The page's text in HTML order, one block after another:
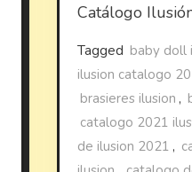
Catálogo
Tagged baby doll
ilusion catalogo
brasieres ilusion ,
catalogo 2021
de ilusion 2021 ,